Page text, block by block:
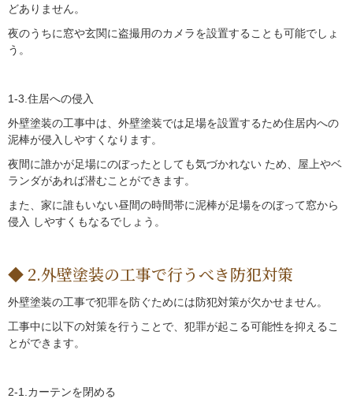
どありません。
夜のうちに窓や玄関に盗撮用のカメラを設置することも可能でしょ
う。
1-3.住居への侵入
外壁塗装の工事中は、外壁塗装では足場を設置するため住居内への
泥棒が侵入しやすくなります。
夜間に誰かが足場にのぼったとしても気づかれない ため、屋上やベ
ランダがあれば潜むことができます。
また、家に誰もいない昼間の時間帯に泥棒が足場をのぼって窓から
侵入 しやすくもなるでしょう。
2.外壁塗装の工事で行うべき防犯対策
外壁塗装の工事で犯罪を防ぐためには防犯対策が欠かせません。
工事中に以下の対策を行うことで、犯罪が起こる可能性を抑えるこ
とができます。
2-1.カーテンを閉める